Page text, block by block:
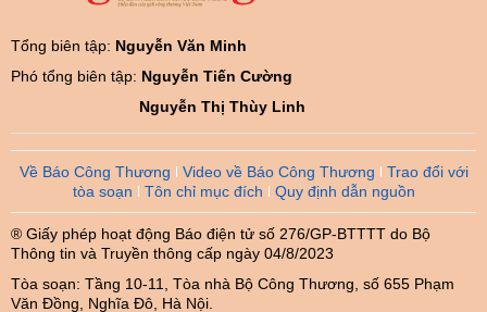
Tổng biên tập: Nguyễn Văn Minh
Phó tổng biên tập: Nguyễn Tiến Cường
Nguyễn Thị Thùy Linh
Về Báo Công Thương Video về Báo Công Thương
Trao đổi với
tòa soạn
Tôn chỉ mục đích Quy định dẫn nguồn
® Giấy phép hoạt động Báo điện tử số 276/GP-BTTTT do Bộ
Thông tin và Truyền thông cấp ngày 04/8/2023
Tòa soạn: Tầng 10-11, Tòa nhà Bộ Công Thương, số 655 Phạm
Văn Đồng, Nghĩa Đô, Hà Nội.